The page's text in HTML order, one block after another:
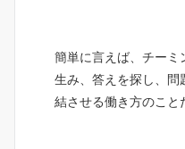
簡単に言えば、チーミ
生み、答えを探し、問
結させる働き方のこと